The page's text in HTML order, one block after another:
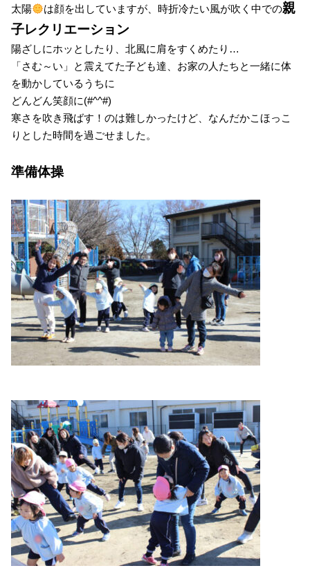
・自慢の給食
・アクセス
入園案内
子育て支援
未就園児教室
太陽 は顔を出していますが、時折冷たい風が吹く中での親
子レクリエーション
陽ざしにホッとしたり、北風に肩をすくめたり…
「さむ～い」と震えてた子ども達、お家の人たちと一緒に体
を動かしているうちに
どんどん笑顔に(#^^#)
寒さを吹き飛ばす！のは難しかったけど、なんだかこほっこ
りとした時間を過ごせました。
準備体操